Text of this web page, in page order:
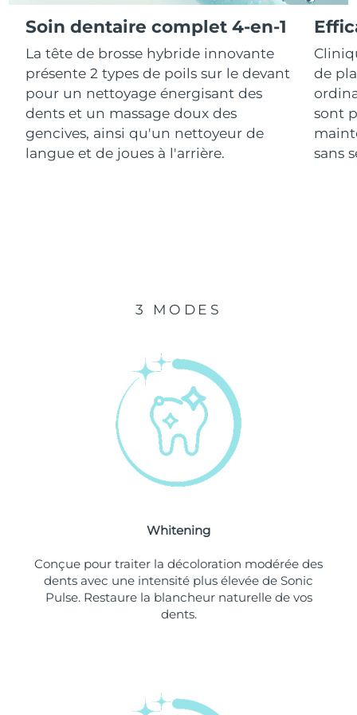
Soin dentaire complet 4-en-1
La tête de brosse hybride innovante
présente 2 types de poils sur le devant
pour un nettoyage énergisant des
dents et un massage doux des
gencives, ainsi qu'un nettoyeur de
langue et de joues à l'arrière.
de
sont
sans
3 MODES
Whitening
Conçue pour traiter la décoloration modérée des
dents avec une intensité plus élevée de Sonic
Pulse. Restaure la blancheur naturelle de vos
dents.
R.A.S. chinoise de
Macao
Malaisie Livraison estimée 8/11/26
Malte Livraison estimée 8/8/26
Mexique
Livraison estimée
Livraison estimée
Livraison estimée
Livraison estimée
Livraison estimée
La Réunion Livraison estimée8/13/26